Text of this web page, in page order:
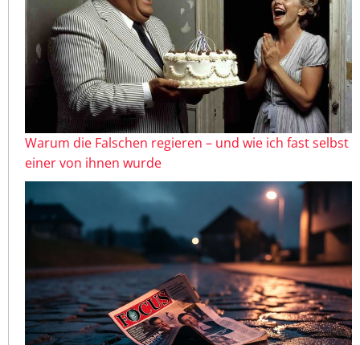
Warum die Falschen regieren – und wie ich fast selbst
einer von ihnen wurde